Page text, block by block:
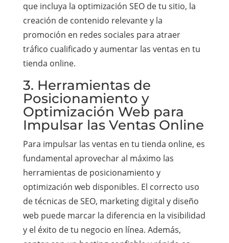
que incluya la optimización SEO de tu sitio, la
creación de contenido relevante y la
promoción en redes sociales para atraer
tráfico cualificado y aumentar las ventas en tu
tienda online.
3. Herramientas de
Posicionamiento y
Optimización Web para
Impulsar las Ventas Online
Para impulsar las ventas en tu tienda online, es
fundamental aprovechar al máximo las
herramientas de posicionamiento y
optimización web disponibles. El correcto uso
de técnicas de SEO, marketing digital y diseño
web puede marcar la diferencia en la visibilidad
y el éxito de tu negocio en línea. Además,